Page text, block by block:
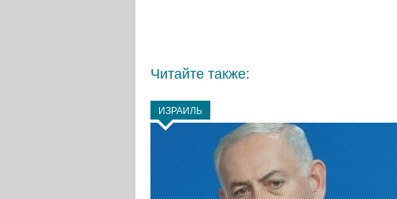
Читайте также:
ИЗРАИЛЬ